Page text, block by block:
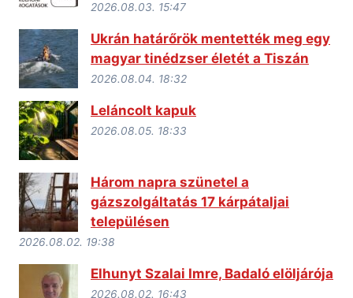
2026.08.03. 15:47
Ukrán határőrök mentették meg egy
magyar tinédzser életét a Tiszán
2026.08.04. 18:32
Leláncolt kapuk
2026.08.05. 18:33
Három napra szünetel a
gázszolgáltatás 17 kárpátaljai
településen
2026.08.02. 19:38
Elhunyt Szalai Imre, Badaló elöljárója
2026.08.02. 16:43